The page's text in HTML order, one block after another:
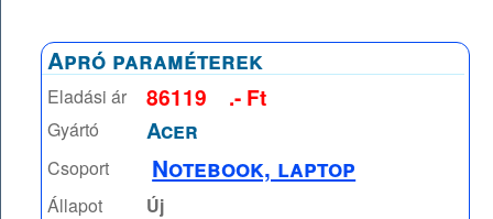
Apró paraméterek
Eladási ár 86119 .- Ft
Gyártó Acer
Csoport Notebook, laptop
Állapot
Új